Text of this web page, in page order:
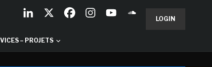
LOGIN
– PROJETS